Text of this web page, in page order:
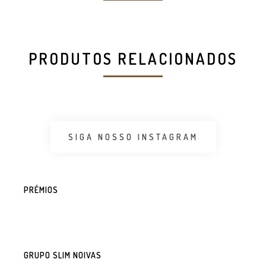
PRODUTOS RELACIONADOS
SIGA NOSSO INSTAGRAM
PRÉMIOS
GRUPO SLIM NOIVAS